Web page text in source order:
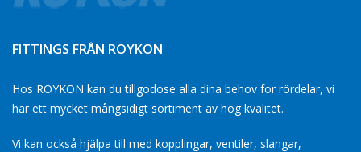
FITTINGS FRÅN ROYKON
Hos ROYKON kan du tillgodose alla dina behov for rördelar, vi
har ett mycket mångsidigt sortiment av hög kvalitet.
Vi kan också hjälpa till med kopplingar, ventiler, slangar,